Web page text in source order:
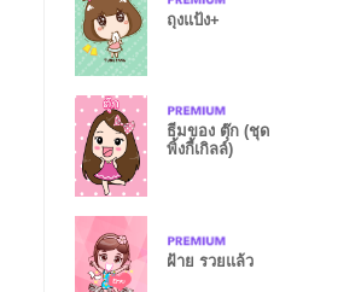
ถุงแป้ง+
ธีมของ ตุ๊ก (ชุด
พิ้งกี้เกิลล์)
ฝ้าย รวยแล้ว